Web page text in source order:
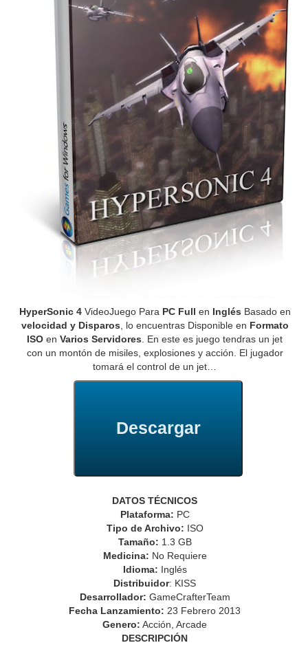
HyperSonic 4VideoJuego Para PC Full en Inglés Basado en
velocidad y Disparos , lo encuentras Disponible en Formato
ISO enVarios Servidores . En este es juego tendras un jet
con un montón de misiles, explosiones y acción. El jugador
tomará el control de un jet…
Descargar
DATOS TÉCNICOS
Plataforma: PC
Tipo de Archivo: ISO
Tamaño: 1.3 GB
Medicina: No Requiere
Idioma: Inglés
Distribuidor: KISS
Desarrollador: GameCrafterTeam
Fecha Lanzamiento: 23 Febrero 2013
Genero: Acción, Arcade
DESCRIPCIÓN